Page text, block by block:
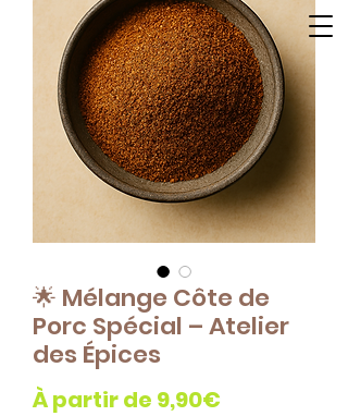
🌟 Mélange Côte de
Porc Spécial – Atelier
des Épices
À partir de 9,90€